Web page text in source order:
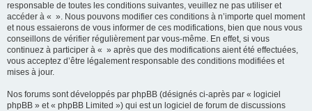
responsable de toutes les conditions suivantes, veuillez ne pas utiliser et
accéder à « ». Nous pouvons modifier ces conditions à n’importe quel moment
et nous essaierons de vous informer de ces modifications, bien que nous vous
conseillons de vérifier régulièrement par vous-même. En effet, si vous
continuez à participer à « » après que des modifications aient été effectuées,
vous acceptez d’être légalement responsable des conditions modifiées et
mises à jour.
Nos forums sont développés par phpBB (désignés ci-après par « logiciel
phpBB » et « phpBB Limited ») qui est un logiciel de forum de discussions